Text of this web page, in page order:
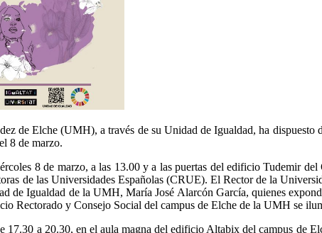
de Elche (UMH), a través de su Unidad de Igualdad, ha
8 de marzo.
8 de marzo, a las 13.00 y a las puertas del edificio Tudemir
de las Universidades Españolas (CRUE). El Rector de la
de Igualdad de la UMH, María José Alarcón García, quienes
Rectorado y Consejo Social del campus de Elche de la UMH se
17.30 a 20.30, en el aula magna del edificio Altabix del campus de